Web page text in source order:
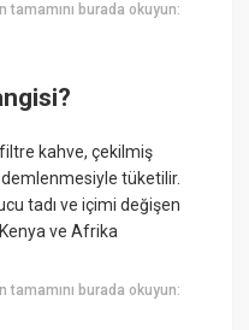
tamamını burada okuyun:
kahve, çekilmiş
tüketilir.
tadı ve içimi değişen
ve Afrika
tamamını burada okuyun: